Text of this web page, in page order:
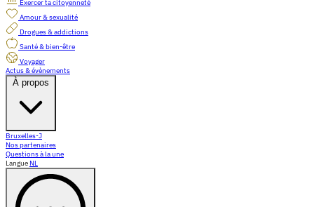
Exercer ta citoyenneté
Amour & sexualité
Drogues & addictions
Santé & bien-être
Voyager
Actus & évènements
À propos
Bruxelles-J
Nos partenaires
Questions à la une
Langue NL